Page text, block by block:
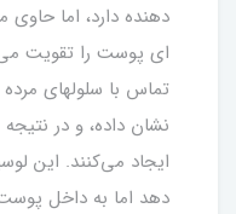
دهنده دارد، اما
ای پوست را تقویت
تماس با سلولهای
نشان داده، و در
ایجاد می‌کنند. این
دهد اما به داخل